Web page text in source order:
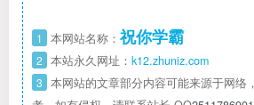
1 本网站名称： 祝你学霸
2 本站永久网址： k12.zhuniz.com
3 本网站的文章部分内容可能来源于网络